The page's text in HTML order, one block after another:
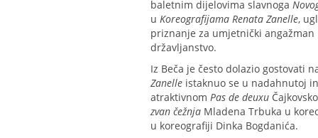
baletnim dijelovima slavnoga
u Koreografijama Renata Zanelle,
priznanje za umjetnički
državljanstvo.
Iz Beča je često dolazio gostovati
Zanelle istaknuo se u nadahnutoj
atraktivnom Pas de deuxu
zvan čežnja Mladena Trbuka u
u koreografiji Dinka Bogdanića.